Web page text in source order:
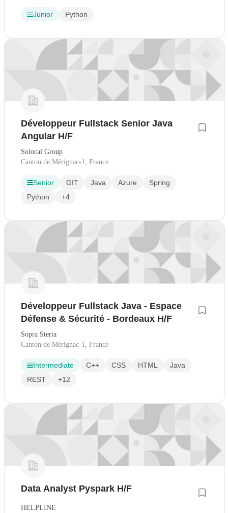
Junior Python
Développeur Fullstack Senior Java
Angular H/F
Solocal Group
Canton de Mérignac-1, France
Senior GIT Java Azure
Spring
Python
+4
Développeur Fullstack Java - Espace
Défense & Sécurité - Bordeaux H/F
Sopra Steria
Canton de Mérignac-1, France
Intermediate C++ CSS HTML
Java
REST
+12
Data Analyst Pyspark H/F
HELPLINE